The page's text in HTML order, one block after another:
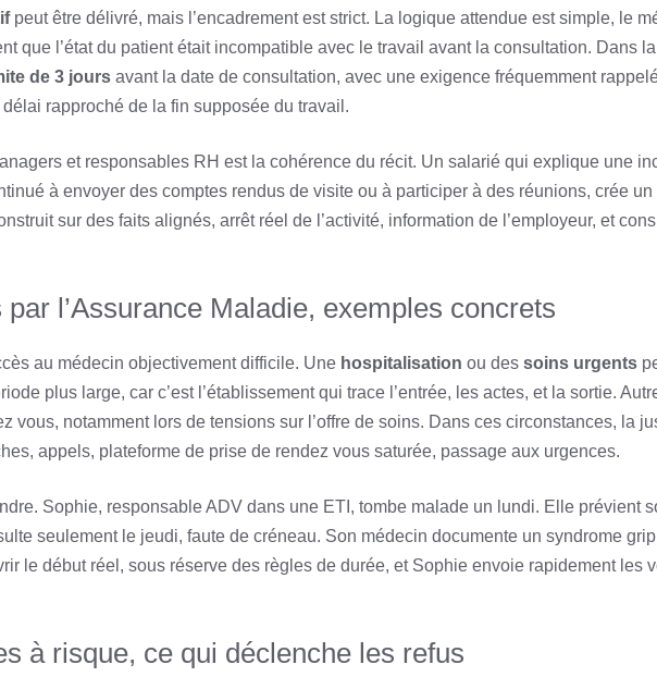
peut être délivré, mais l’encadrement est strict. La logique attendue est simple, le
que l’état du patient était incompatible avec le travail avant la consultation. Dans
de 3 jours avant la date de consultation, avec une exigence fréquemment
rapproché de la fin supposée du travail.
et responsables RH est la cohérence du récit. Un salarié qui explique une
à envoyer des comptes rendus de visite ou à participer à des réunions, crée
sur des faits alignés, arrêt réel de l’activité, information de l’employeur, et
l’Assurance Maladie, exemples concrets
au médecin objectivement difficile. Une hospitalisation ou des soins urgents
plus large, car c’est l’établissement qui trace l’entrée, les actes, et la sortie.
vous, notamment lors de tensions sur l’offre de soins. Dans ces circonstances, la
appels, plateforme de prise de rendez vous saturée, passage aux urgences.
Sophie, responsable ADV dans une ETI, tombe malade un lundi. Elle prévient
seulement le jeudi, faute de créneau. Son médecin documente un syndrome
le début réel, sous réserve des règles de durée, et Sophie envoie rapidement les
à risque, ce qui déclenche les refus